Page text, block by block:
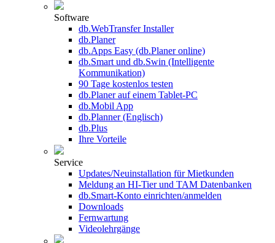
Software
db.WebTransfer Installer
db.Planer
db.Apps Easy (db.Planer online)
db.Smart und db.Swin (Intelligente
Kommunikation)
90 Tage kostenlos testen
db.Planer auf einem Tablet-PC
db.Mobil App
db.Planner (Englisch)
db.Plus
Ihre Vorteile
Service
Updates/Neuinstallation für Mietkunden
Meldung an HI-Tier und TAM Datenbanken
db.Smart-Konto einrichten/anmelden
Downloads
Fernwartung
Videolehrgänge